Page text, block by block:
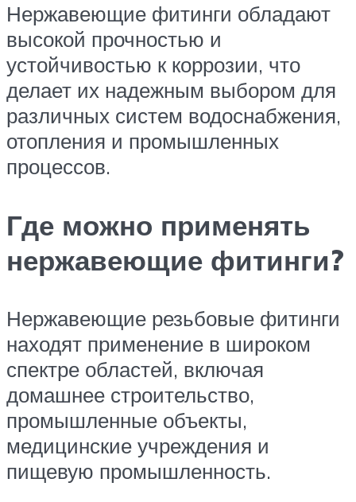
Нержавеющие фитинги обладают
высокой прочностью и
устойчивостью к коррозии, что
делает их надежным выбором для
различных систем водоснабжения,
отопления и промышленных
процессов.
Где можно применять
нержавеющие фитинги?
Нержавеющие резьбовые фитинги
находят применение в широком
спектре областей, включая
домашнее строительство,
промышленные объекты,
медицинские учреждения и
пищевую промышленность.